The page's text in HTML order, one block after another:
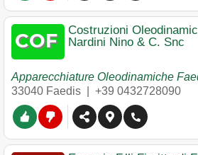
Costruzioni
Nardini Nino & C. Snc
Apparecchiature Oleodinamiche
33040 Faedis +39 0432728090